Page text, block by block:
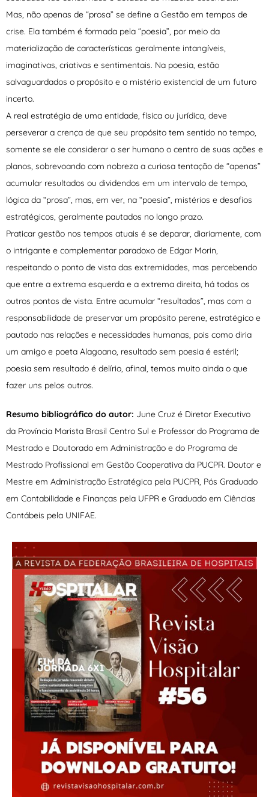
Mas, não apenas de “prosa” se define a Gestão em tempos de
crise. Ela também é formada pela “poesia”, por meio da
materialização de características geralmente intangíveis,
imaginativas, criativas e sentimentais. Na poesia, estão
salvaguardados o propósito e o mistério existencial de um futuro
incerto.
A real estratégia de uma entidade, física ou jurídica, deve
perseverar a crença de que seu propósito tem sentido no tempo,
somente se ele considerar o ser humano o centro de suas ações e
planos, sobrevoando com nobreza a curiosa tentação de “apenas”
acumular resultados ou dividendos em um intervalo de tempo,
lógica da “prosa”, mas, em ver, na “poesia”, mistérios e desafios
estratégicos, geralmente pautados no longo prazo.
Praticar gestão nos tempos atuais é se deparar, diariamente, com
o intrigante e complementar paradoxo de Edgar Morin,
respeitando o ponto de vista das extremidades, mas percebendo
que entre a extrema esquerda e a extrema direita, há todos os
outros pontos de vista. Entre acumular “resultados”, mas com a
responsabilidade de preservar um propósito perene, estratégico e
pautado nas relações e necessidades humanas, pois como diria
um amigo e poeta Alagoano, resultado sem poesia é estéril;
poesia sem resultado é delírio, afinal, temos muito ainda o que
fazer uns pelos outros.
Resumo bibliográfico do autor: June Cruz é Diretor Executivo
da Província Marista Brasil Centro Sul e Professor do Programa de
Mestrado e Doutorado em Administração e do Programa de
Mestrado Profissional em Gestão Cooperativa da PUCPR. Doutor e
Mestre em Administração Estratégica pela PUCPR, Pós Graduado
em Contabilidade e Finanças pela UFPR e Graduado em Ciências
Contábeis pela UNIFAE.